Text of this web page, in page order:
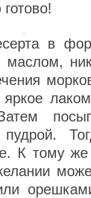
в
К тому же